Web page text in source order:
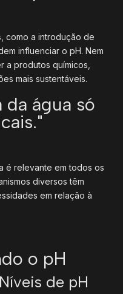
como a introdução de
influenciar o pH. Nem
a produtos químicos,
mais sustentáveis.
da água só
é relevante em todos os
diversos têm
em relação à
o pH
de pH